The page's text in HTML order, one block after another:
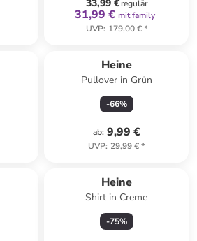
33,99 €regulär
31,99 € mit family
UVP: 179,00 €*
Heine
Pullover in Grün
-66%
ab: 9,99 €
UVP: 29,99 €*
Heine
Shirt in Creme
-75%